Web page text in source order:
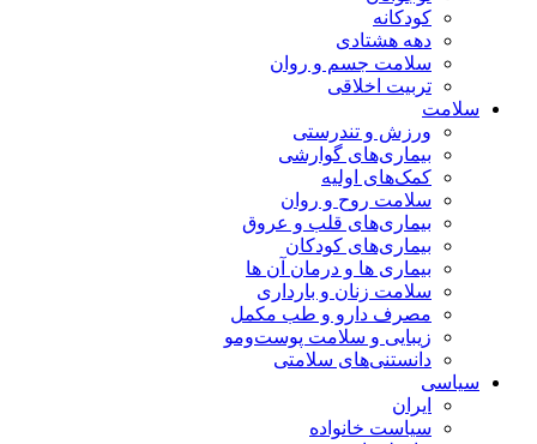
کودکانه
دهه هشتادی
سلامت جسم و روان
تربیت اخلاقی
سلامت
ورزش و تندرستی
بیماری‌های گوارشی
کمک‌های اولیه
سلامت روح و روان
بیماری‌های قلب و عروق
بیماری‌های کودکان
بیماری ها و درمان آن ها
سلامت زنان و بارداری
مصرف دارو و طب مکمل
زیبایی و سلامت پوست‌ومو
دانستنی‌های سلامتی
سیاسی
ایران
سیاست خانواده